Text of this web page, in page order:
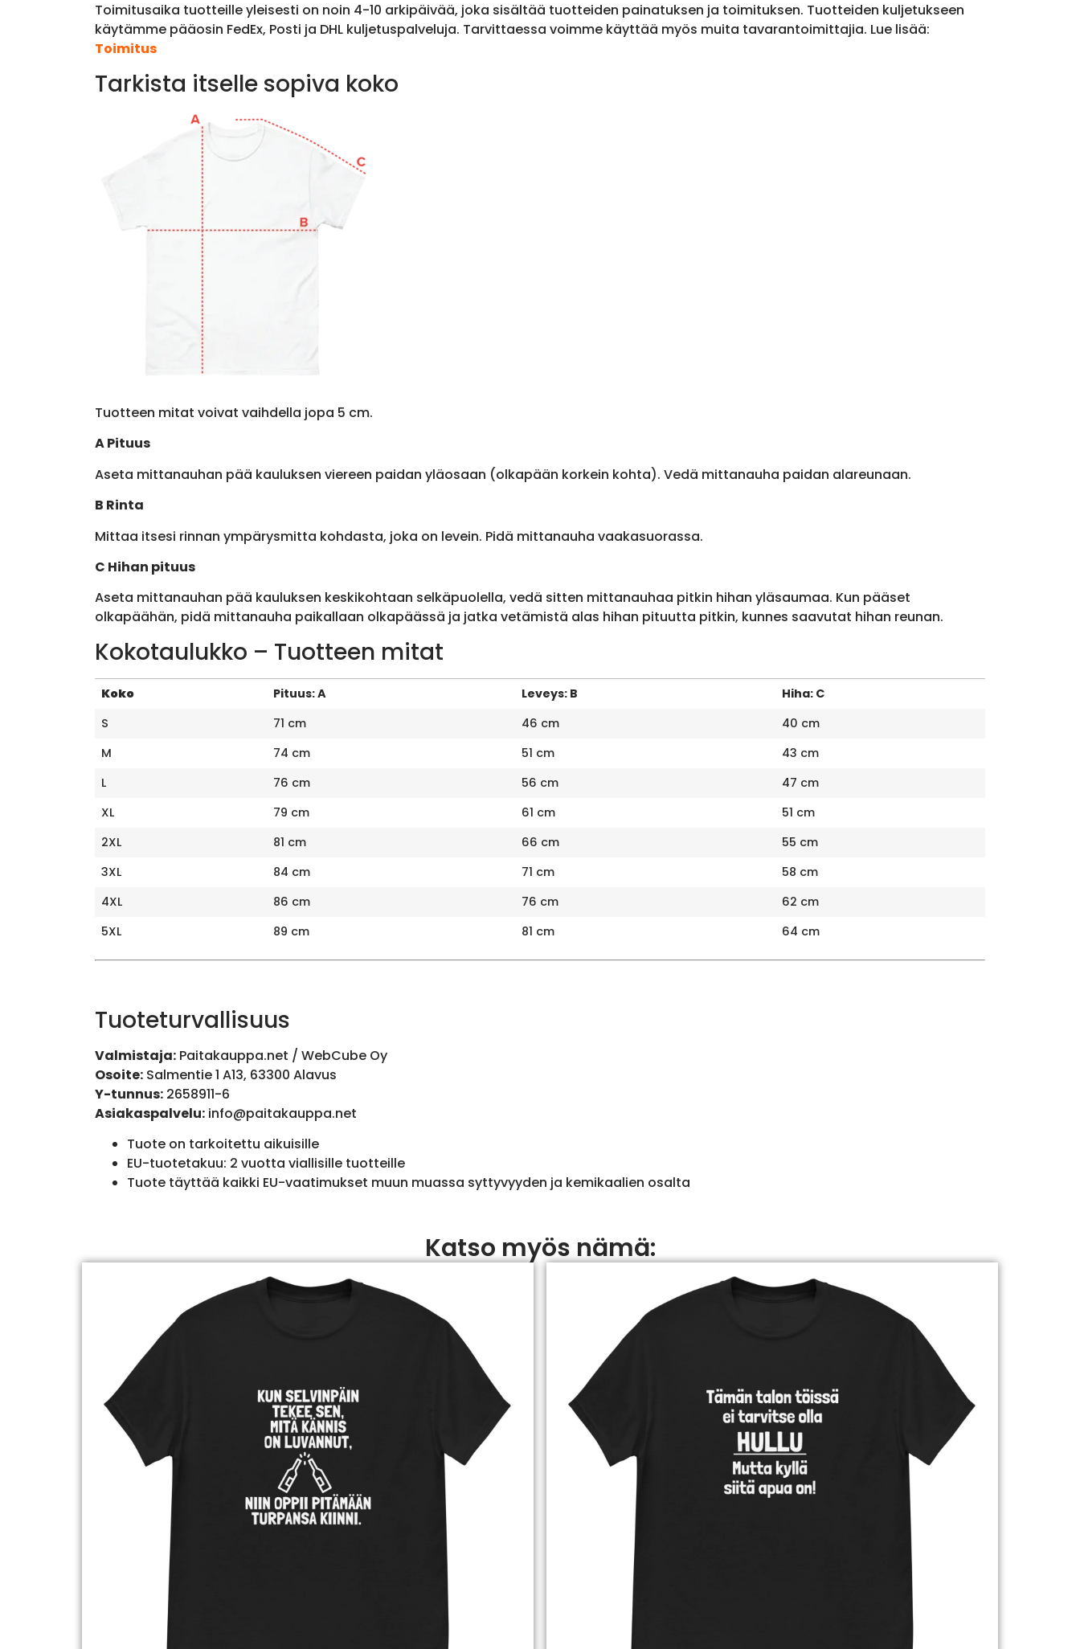
Toimitusaika tuotteille yleisesti on noin 4-10 arkipäivää, joka sisältää tuotteiden painatuksen ja toimituksen. Tuotteiden kuljetukseen
käytämme pääosin FedEx, Posti ja DHL kuljetuspalveluja. Tarvittaessa voimme käyttää myös muita tavarantoimittajia. Lue lisää:
Toimitus
Tarkista itselle sopiva koko
Tuotteen mitat voivat vaihdella jopa 5 cm.
A Pituus
Aseta mittanauhan pää kauluksen viereen paidan yläosaan (olkapään korkein kohta). Vedä mittanauha paidan alareunaan.
B Rinta
Mittaa itsesi rinnan ympärysmitta kohdasta, joka on levein. Pidä mittanauha vaakasuorassa.
C Hihan pituus
Aseta mittanauhan pää kauluksen keskikohtaan selkäpuolella, vedä sitten mittanauhaa pitkin hihan yläsaumaa. Kun pääset
olkapäähän, pidä mittanauha paikallaan olkapäässä ja jatka vetämistä alas hihan pituutta pitkin, kunnes saavutat hihan reunan.
Kokotaulukko – Tuotteen mitat
Koko Pituus: A Leveys: B
Hiha: C
S
71 cm 46 cm
40 cm
M
74 cm 51 cm
43 cm
L
76 cm 56 cm
47 cm
XL
79 cm 61 cm
51 cm
2XL
81 cm 66 cm
55 cm
3XL
84 cm 71 cm
58 cm
4XL
86 cm 76 cm
62 cm
5XL
89 cm 81 cm 64 cm
Tuoteturvallisuus
Valmistaja:Paitakauppa.net / WebCube Oy
Osoite:Salmentie 1 A13, 63300 Alavus
Y-tunnus:2658911-6
Asiakaspalvelu: info@paitakauppa.net
Tuote on tarkoitettu aikuisille
EU-tuotetakuu: 2 vuotta viallisille tuotteille
Tuote täyttää kaikki EU-vaatimukset muun muassa syttyvyyden ja kemikaalien osalta
Katso myös nämä: